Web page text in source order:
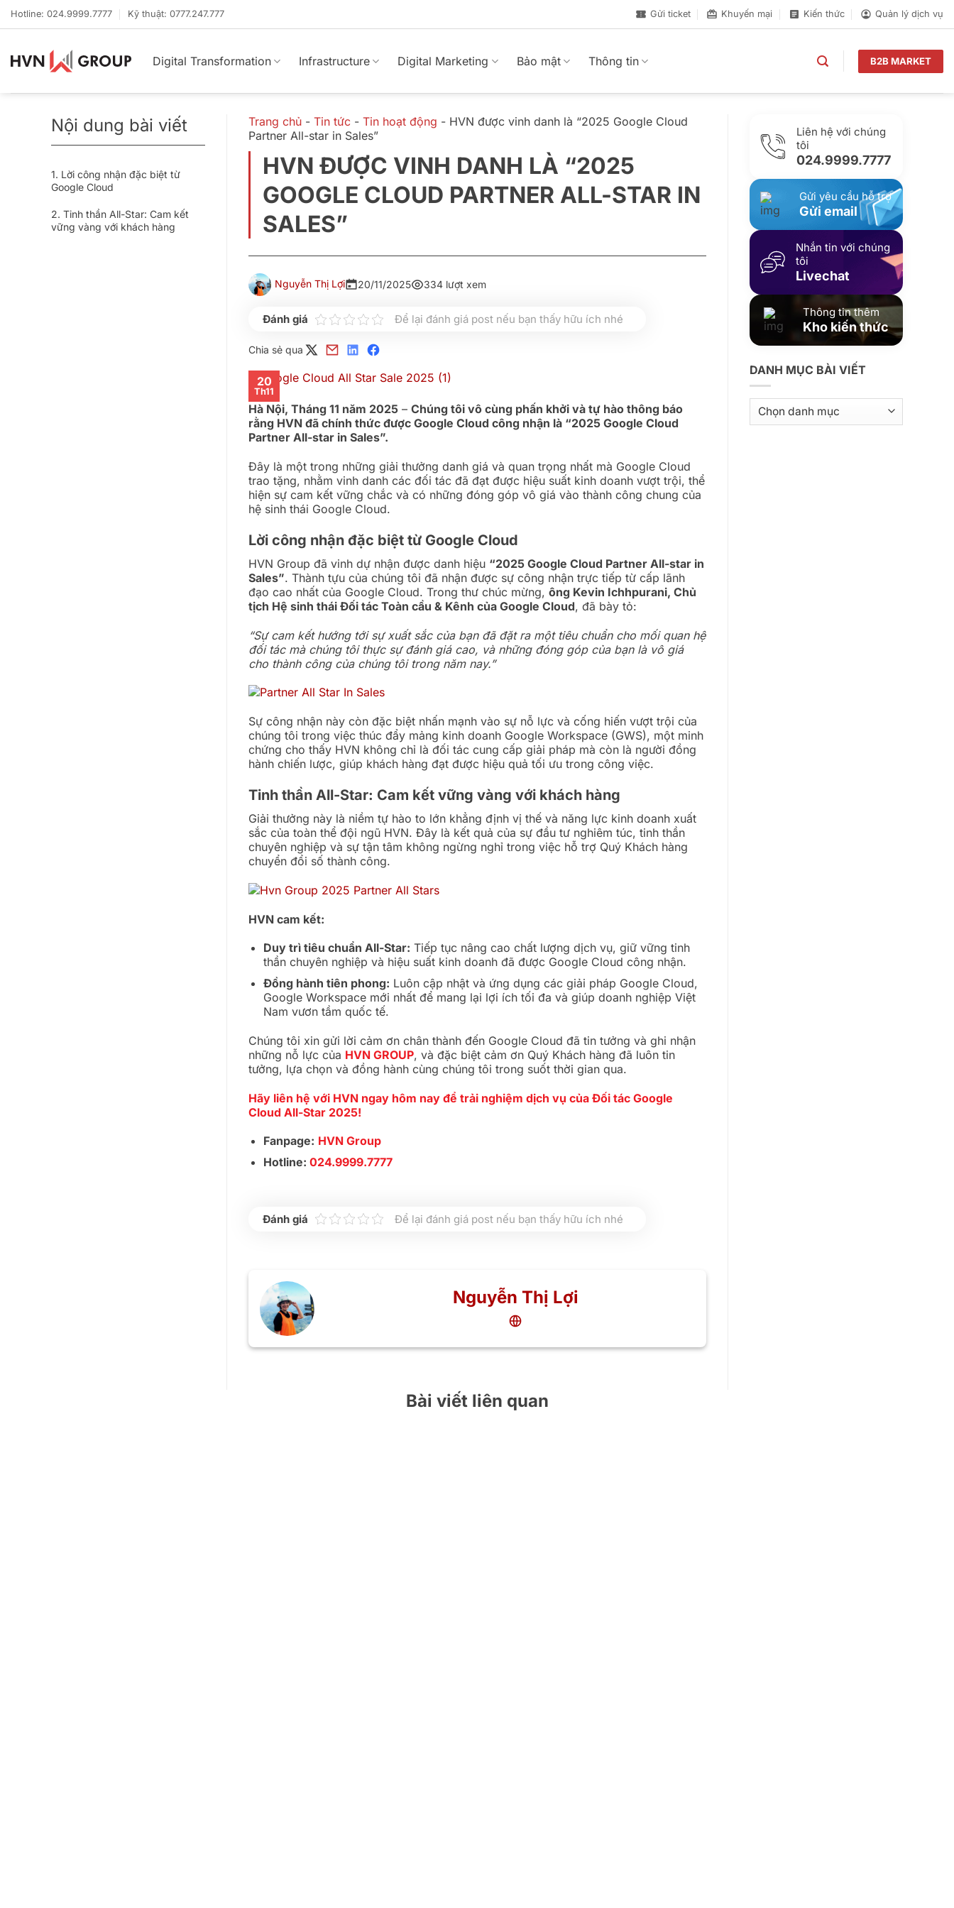
Bỏ
quaHotline: 024.9999.7777 Kỹ thuật: 0777.247.777 Gửi ticket Khuyến mại Kiến thức Quản lý dịch vụ
Digital Transformation Infrastructure Digital Marketing Bảo mật Thông tin B2B MARKET
Nội dung bài viết
Lời công nhận đặc biệt từ
Google Cloud
Tinh thần All-Star: Cam kết
vững vàng với khách hàng
Trang chủ -Tin tức -Tin hoạt động - HVN được vinh danh là “2025 Google Cloud
Partner All-star in Sales”
HVN ĐƯỢC VINH DANH LÀ “2025
GOOGLE CLOUD PARTNER ALL-STAR IN
SALES”
Nguyễn Thị Lợi 20/11/2025 334 lượt xem
Để lại đánh giá post nếu bạn thấy hữu ích nhé
Chia sẻ qua
20
Th11
Hà Nội, Tháng 11 năm 2025 –Chúng tôi vô cùng phấn khởi và tự hào thông báo
rằng HVN đã chính thức được Google Cloud công nhận là “2025 Google Cloud
Partner All-star in Sales”.
Đây là một trong những giải thưởng danh giá và quan trọng nhất mà Google Cloud
trao tặng, nhằm vinh danh các đối tác đã đạt được hiệu suất kinh doanh vượt trội, thể
hiện sự cam kết vững chắc và có những đóng góp vô giá vào thành công chung của
hệ sinh thái Google Cloud.
Lời công nhận đặc biệt từ Google Cloud
HVN Group đã vinh dự nhận được danh hiệu “2025 Google Cloud Partner All-star in
Sales”. Thành tựu của chúng tôi đã nhận được sự công nhận trực tiếp từ cấp lãnh
đạo cao nhất của Google Cloud. Trong thư chúc mừng,ông Kevin Ichhpurani, Chủ
tịch Hệ sinh thái Đối tác Toàn cầu & Kênh của Google Cloud, đã bày tỏ:
“Sự cam kết hướng tới sự xuất sắc của bạn đã đặt ra một tiêu chuẩn cho mối quan hệ
đối tác mà chúng tôi thực sự đánh giá cao, và những đóng góp của bạn là vô giá
cho thành công của chúng tôi trong năm nay.”
Sự công nhận này còn đặc biệt nhấn mạnh vào sự nỗ lực và cống hiến vượt trội của
chúng tôi trong việc thúc đẩy mảng kinh doanh Google Workspace (GWS), một minh
chứng cho thấy HVN không chỉ là đối tác cung cấp giải pháp mà còn là người đồng
hành chiến lược, giúp khách hàng đạt được hiệu quả tối ưu trong công việc.
Tinh thần All-Star: Cam kết vững vàng với khách hàng
Giải thưởng này là niềm tự hào to lớn khẳng định vị thế và năng lực kinh doanh xuất
sắc của toàn thể đội ngũ HVN. Đây là kết quả của sự đầu tư nghiêm túc, tinh thần
chuyên nghiệp và sự tận tâm không ngừng nghỉ trong việc hỗ trợ Quý Khách hàng
chuyển đổi số thành công.
HVN cam kết:
Duy trì tiêu chuẩn All-Star: Tiếp tục nâng cao chất lượng dịch vụ, giữ vững tinh
thần chuyên nghiệp và hiệu suất kinh doanh đã được Google Cloud công nhận.
Đồng hành tiên phong: Luôn cập nhật và ứng dụng các giải pháp Google Cloud,
Google Workspace mới nhất để mang lại lợi ích tối đa và giúp doanh nghiệp Việt
Nam vươn tầm quốc tế.
Chúng tôi xin gửi lời cảm ơn chân thành đến Google Cloud đã tin tưởng và ghi nhận
những nỗ lực của HVN GROUP, và đặc biệt cảm ơn Quý Khách hàng đã luôn tin
tưởng, lựa chọn và đồng hành cùng chúng tôi trong suốt thời gian qua.
Hãy liên hệ với HVN ngay hôm nay để trải nghiệm dịch vụ của Đối tác Google
Cloud All-Star 2025!
Fanpage: HVN Group
Hotline: 024.9999.7777
Để lại đánh giá post nếu bạn thấy hữu ích nhé
Nguyễn Thị Lợi
Liên hệ với chúng
tôi
024.9999.7777
Gửi yêu cầu hỗ trợ
Gửi email
Nhắn tin với chúng
tôi
Livechat
Thông tin thêm
Kho kiến thức
DANH MỤC BÀI VIẾT
mục
bài
Bài viết liên quan